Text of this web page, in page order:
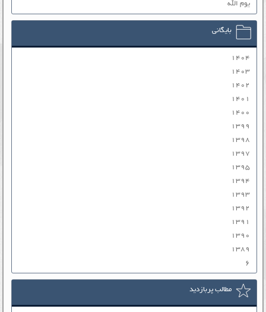
یوم الله
بایگانی
۱۴۰۴
۱۴۰۳
۱۴۰۲
۱۴۰۱
۱۴۰۰
۱۳۹۹
۱۳۹۸
۱۳۹۷
۱۳۹۵
۱۳۹۴
۱۳۹۳
۱۳۹۲
۱۳۹۱
۱۳۹۰
۱۳۸۹
۶
مطالب پربازدید